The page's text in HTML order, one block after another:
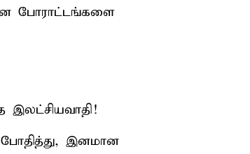
போராட்டங்களை
இலட்சியவாதி!
இனமான